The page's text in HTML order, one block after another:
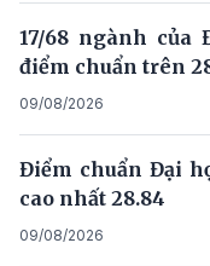
17/68 ngành của
điểm chuẩn trên
09/08/2026
Điểm chuẩn Đại
cao nhất 28.84
09/08/2026